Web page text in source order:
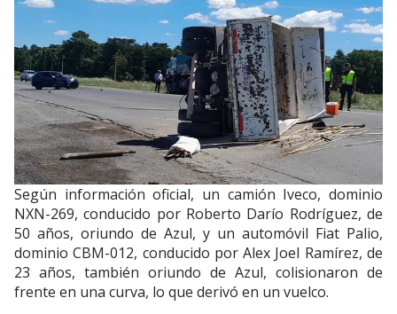
Según información oficial, un camión Iveco, dominio
NXN-269, conducido por Roberto Darío Rodríguez, de
50 años, oriundo de Azul, y un automóvil Fiat Palio,
dominio CBM-012, conducido por Alex Joel Ramírez, de
23 años, también oriundo de Azul, colisionaron de
frente en una curva, lo que derivó en un vuelco.